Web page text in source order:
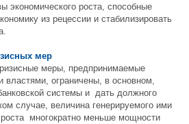
экономического роста, способные
из рецессии и стабилизировать
мер
меры, предпринимаемые
ограничены, в основном,
системы и дать должного
случае, величина генерируемого ими
многократно меньше мощности